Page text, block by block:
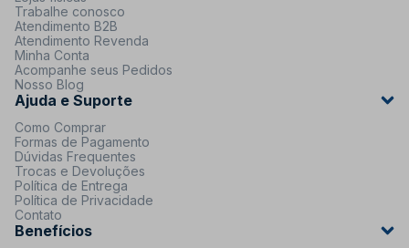
Trabalhe conosco
Atendimento B2B
Atendimento Revenda
Minha Conta
Acompanhe seus Pedidos
Nosso Blog
Ajuda e Suporte
Como Comprar
Formas de Pagamento
Dúvidas Frequentes
Trocas e Devoluções
Política de Entrega
Política de Privacidade
Contato
Benefícios